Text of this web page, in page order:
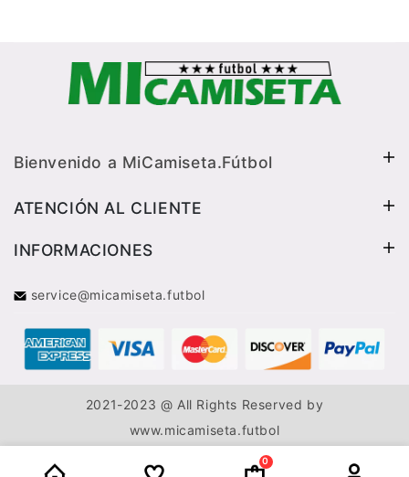
Bienvenido a MiCamiseta.Fútbol
ATENCIÓN AL CLIENTE
INFORMACIONES
service@micamiseta.futbol
2021-2023 @ All Rights Reserved by
www.micamiseta.futbol
0